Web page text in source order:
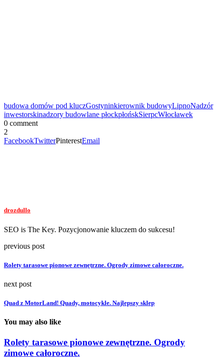
budowa domów pod kluczGostyninkierownik budowyLipnoNadzór
inwestorskinadzory budowlane płockpłońskSierpcWłocławek
0 comment
2
FacebookTwitterPinterestEmail
drozdullo
SEO is The Key. Pozycjonowanie kluczem do sukcesu!
previous post
Rolety tarasowe pionowe zewnętrzne. Ogrody zimowe całoroczne.
next post
Quad z MotorLand! Quady, motocykle. Najlepszy sklep
You may also like
Rolety tarasowe pionowe zewnętrzne. Ogrody
zimowe całoroczne.